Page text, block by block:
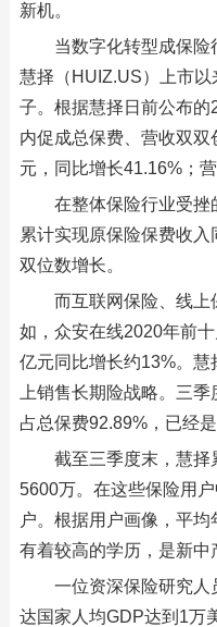
新机。
当数字化转型成保险
慧择（HUIZ.US）上市
子。根据慧择日前公布
内促成总保费、营收双
元，同比增长41.16%；
在整体保险行业受挫
累计实现原保险保费收
双位数增长。
而互联网保险、线上
如，众安在线2020年前
亿元同比增长约13%。
上销售长期险战略。三
占总保费92.89%，已经
截至三季度末，慧择
5600万。在这些保险用
户。根据用户画像，平
有着较高的学历，是新中
一位资深保险研究人
达国家人均GDP达到1万